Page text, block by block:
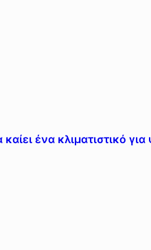
ένα κλιματιστικό για